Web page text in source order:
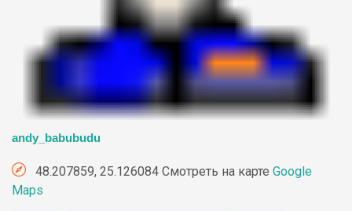
andy_babubudu
48.207859, 25.126084 Смотреть на карте Google
Maps